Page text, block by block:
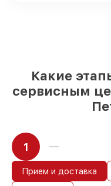
Какие
сервисным
1
Прием и доставка